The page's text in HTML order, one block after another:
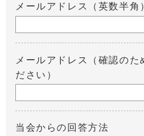
メールアドレス（英数半角
メールアドレス（確認のた
ださい）
当会からの回答方法